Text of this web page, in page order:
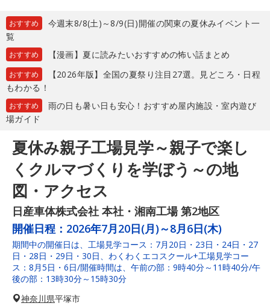
おすすめ
今週末8/8(土)～8/9(日)開催の関東の夏休みイベント一
覧
おすすめ 【漫画】夏に読みたいおすすめの怖い話まとめ
おすすめ
【2026年版】全国の夏祭り注目27選。見どころ・日程
もわかる！
おすすめ
雨の日も暑い日も安心！おすすめ屋内施設・室内遊び
場ガイド
夏休み親子工場見学～親子で楽し
くクルマづくりを学ぼう～の地
図・アクセス
日産車体株式会社 本社・湘南工場 第2地区
開催日程： 2026年7月20日(月)～8月6日(木)
期間中の開催日は、工場見学コース：7月20日・23日・24日・27
日・28日・29日・30日、わくわくエコスクール+工場見学コー
ス：8月5日・6日/開催時間は、午前の部：9時40分～11時40分/午
後の部：13時30分～15時30分
神奈川県平塚市